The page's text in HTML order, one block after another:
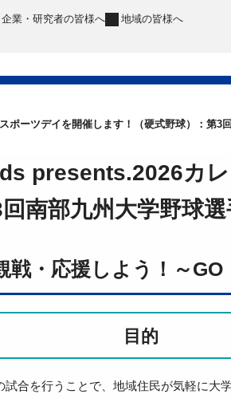
企業・研究者の皆様へ 地域の皆様へ
ポーツデイを開催します！（硬式野球）：第3
presents.2026カ
南部九州大学野球
戦・応援しよう！～
目的
合を行うことで、地域住民が気軽に大